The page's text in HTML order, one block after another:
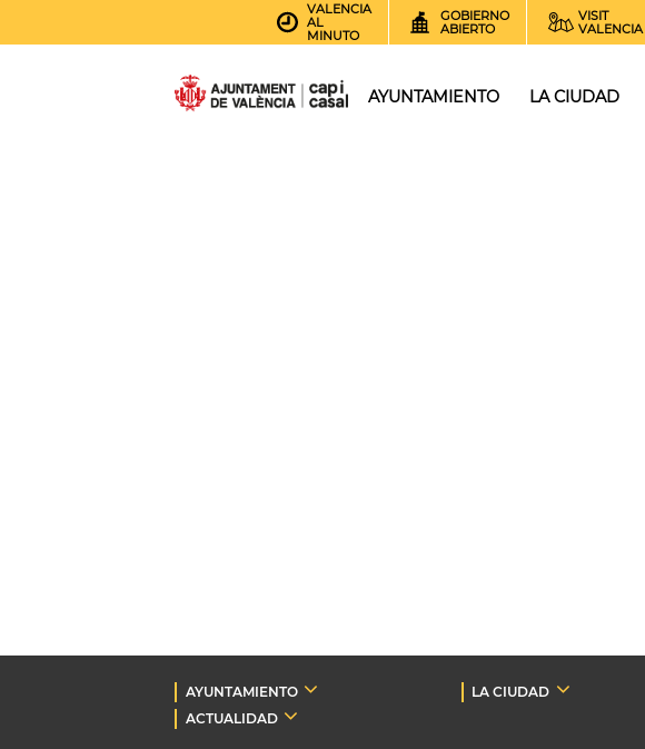
VALENCIA
AL
MINUTO
GOBIERNO
ABIERTO
VISIT
VALENCIA
AYUNTAMIENTO LA CIUDAD
AYUNTAMIENTO LA CIUDAD
ACTUALIDAD